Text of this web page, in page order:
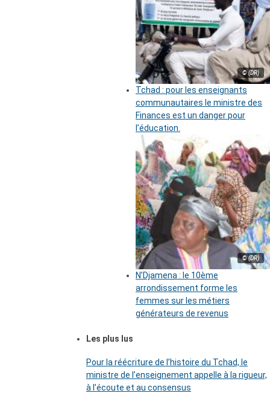
© (DR)
Tchad : pour les enseignants
communautaires le ministre des
Finances est un danger pour
l’éducation.
© (DR)
N’Djamena : le 10ème
arrondissement forme les
femmes sur les métiers
générateurs de revenus
Les plus lus
Pour la réécriture de l’histoire du Tchad, le
ministre de l’enseignement appelle à la rigueur,
à l’écoute et au consensus